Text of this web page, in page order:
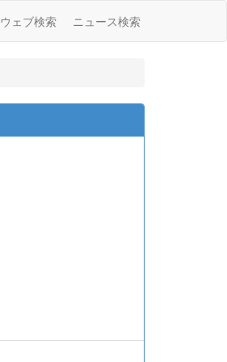
ウェブ検索 ニュース検索